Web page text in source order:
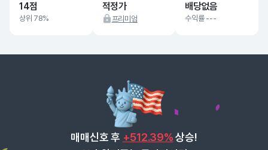
14점
상위 78%
적정가
프리미엄
배당없음
수익률 ---
매매신호 후 +512.39% 상승!